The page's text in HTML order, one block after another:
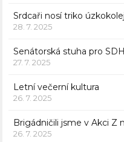
Srdcaři nosí triko
28. 7. 2025
Senátorská stuha pro
27. 7. 2025
Letní večerní kultura
26. 7. 2025
Brigádničili jsme v Akci Z
26. 7. 2025